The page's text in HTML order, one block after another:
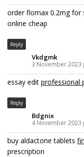
order flomax 0.2mg for
online cheap
Reply
Vkdgmk
3 November 2023
essay edit professional
Reply
Bdgnix
4 November 2023
buy aldactone tablets
prescription